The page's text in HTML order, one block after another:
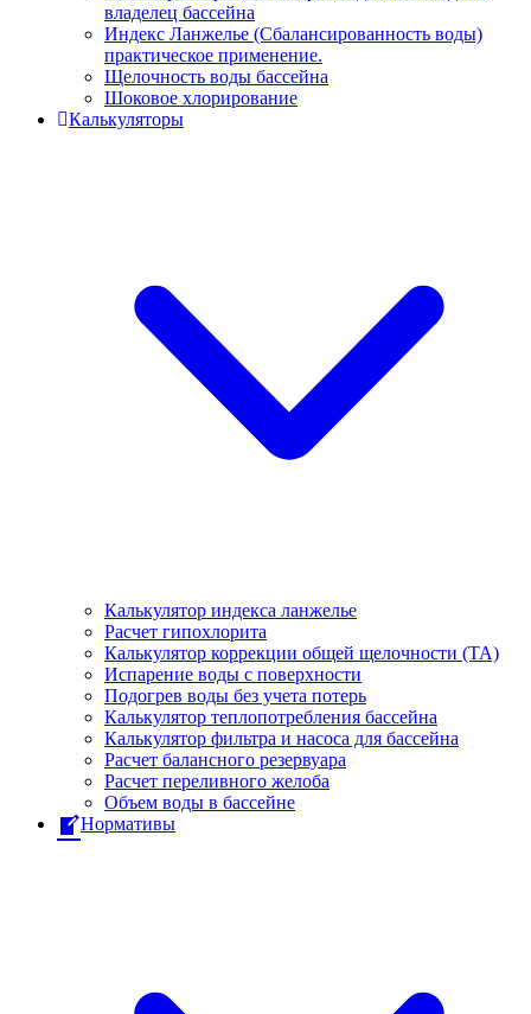
владелец бассейна
Индекс Ланжелье (Сбалансированность воды)
практическое применение.
Щелочность воды бассейна
Шоковое хлорирование
Калькуляторы
Калькулятор индекса ланжелье
Расчет гипохлорита
Калькулятор коррекции общей щелочности (TA)
Испарение воды с поверхности
Подогрев воды без учета потерь
Калькулятор теплопотребления бассейна
Калькулятор фильтра и насоса для бассейна
Расчет балансного резервуара
Расчет переливного желоба
Объем воды в бассейне
Нормативы